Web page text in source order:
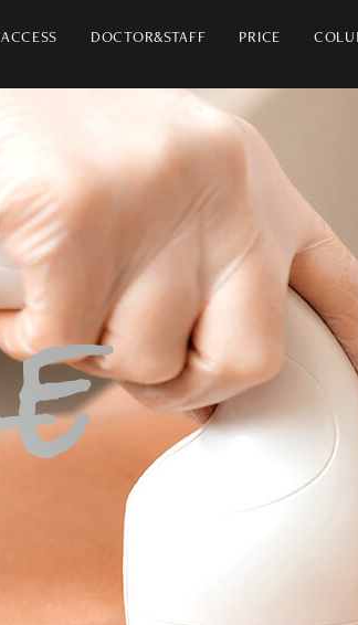
ACCESS DOCTOR&STAFF PRICE